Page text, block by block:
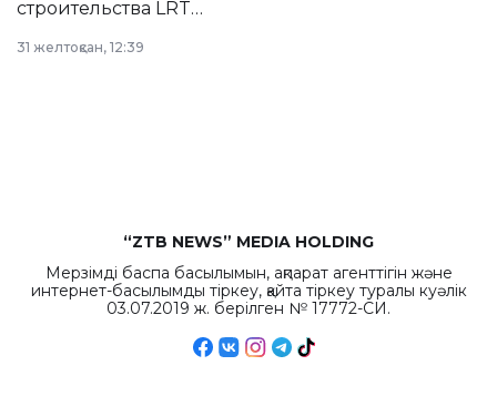
строительства LRT
республиканского
31 желтоқсан, 12:39
“ZTB NEWS” MEDIA HOLDING
Мерзімді баспа басылымын, ақпарат агенттігін және
интернет-басылымды тіркеу, қайта тіркеу туралы куәлік
03.07.2019 ж. берілген № 17772-СИ.